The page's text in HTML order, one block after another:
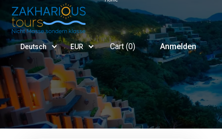
Deutsch EUR Cart (0) Anmelden